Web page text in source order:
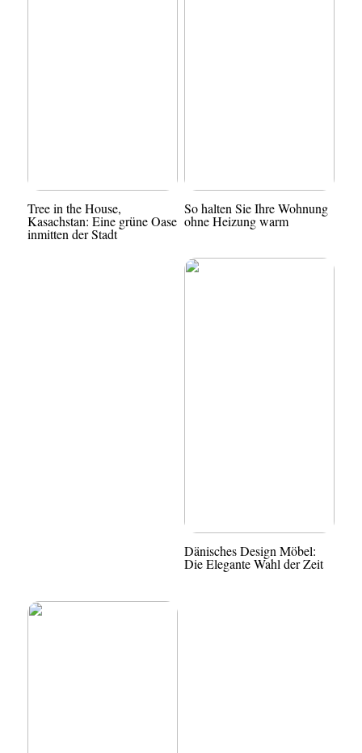
Tree in the House,
Kasachstan: Eine grüne Oase
inmitten der Stadt
So halten Sie Ihre Wohnung
ohne Heizung warm
Dänisches Design Möbel:
Die Elegante Wahl der Zeit